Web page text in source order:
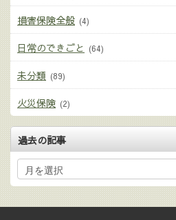
損害保険全般 (4)
日常のできごと (64)
未分類 (89)
火災保険 (2)
過去の記事